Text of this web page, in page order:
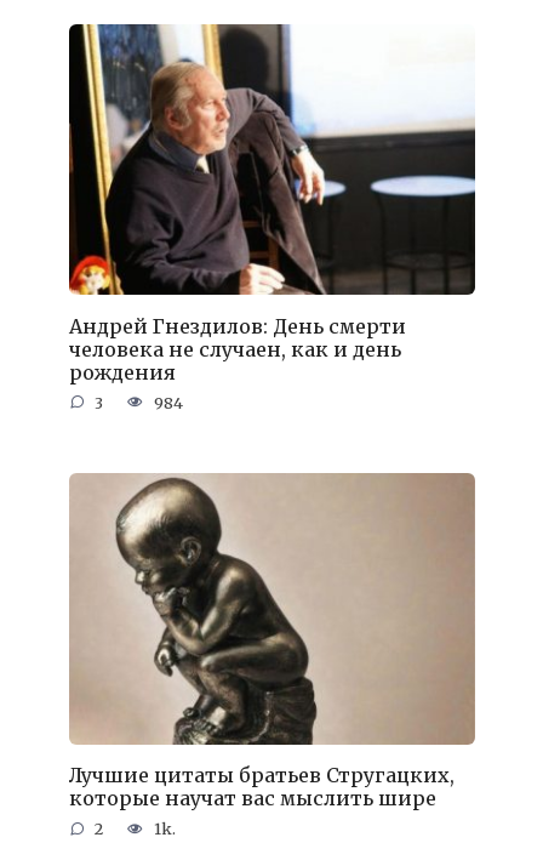
Андрей Гнездилов: День смерти
человека не случаен, как и день
рождения
3 984
Лучшие цитаты братьев Стругацких,
которые научат вас мыслить шире
2 1k.